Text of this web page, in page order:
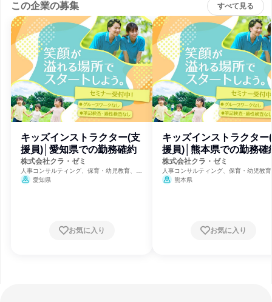
この企業の募集 すべて見る
キッズインストラクター(支
援員)│愛知県での勤務確約
株式会社クラ・ゼミ
人事コンサルティング、保育・幼児教育、福
祉・独立行政法人・NGO・NPO
愛知県
お気に入り
キッズインストラクター
援員)│熊本県での勤務確
株式会社クラ・ゼミ
人事コンサルティング、保育・幼児教
祉・独立行政法人・NGO・NPO
熊本県
お気に入り